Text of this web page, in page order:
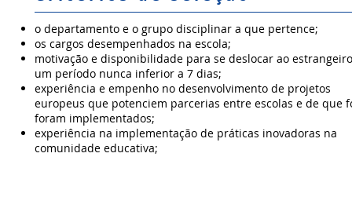
o departamento e o grupo disciplinar a que pertence;
os cargos desempenhados na escola;
motivação e disponibilidade para se deslocar ao
um período nunca inferior a 7 dias;
experiência e empenho no desenvolvimento de projetos
europeus que potenciem parcerias entre escolas e de que
foram implementados;
experiência na implementação de práticas inovadoras na
comunidade educativa;